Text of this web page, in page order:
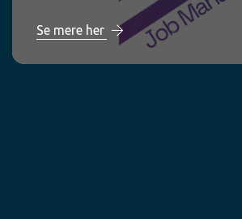
Se mere her